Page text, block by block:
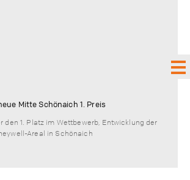
Mitte Schönaich 1. Preis
den 1. Platz im Wettbewerb, Entwicklung der
Areal in Schönaich